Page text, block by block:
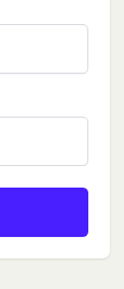
密性の保
といいま
。
ルに関す
先に関する
れる前に
意義は、
イト及び連
いいます。
結している
択します。
ついては、